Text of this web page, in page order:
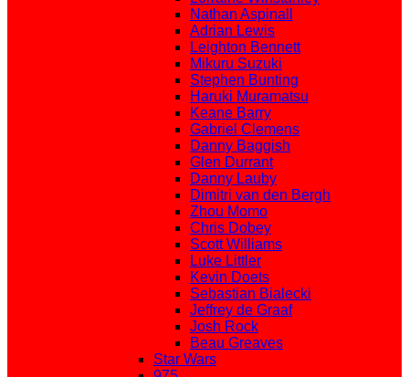
Nathan Aspinall
Adrian Lewis
Leighton Bennett
Mikuru Suzuki
Stephen Bunting
Haruki Muramatsu
Keane Barry
Gabriel Clemens
Danny Baggish
Glen Durrant
Danny Lauby
Dimitri van den Bergh
Zhou Momo
Chris Dobey
Scott Williams
Luke Littler
Kevin Doets
Sebastian Bialecki
Jeffrey de Graaf
Josh Rock
Beau Greaves
Star Wars